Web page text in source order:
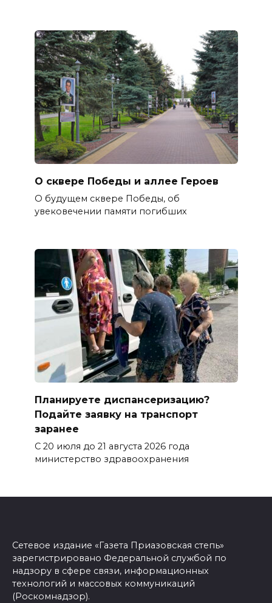
О сквере Победы и аллее Героев
О будущем сквере Победы, об
увековечении памяти погибших
Планируете диспансеризацию?
Подайте заявку на транспорт
заранее
С 20 июля до 21 августа 2026 года
министерство здравоохранения
Сетевое издание «Газета Приазовская степь»
зарегистрировано Федеральной службой по
надзору в сфере связи, информационных
технологий и массовых коммуникаций
(Роскомнадзор).